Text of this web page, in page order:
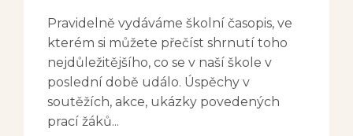
Pravidelně vydáváme školní časopis, ve
kterém si můžete přečíst shrnutí toho
nejdůležitějšího, co se v naší škole v
poslední době událo. Úspěchy v
soutěžích, akce, ukázky povedených
prací žáků...